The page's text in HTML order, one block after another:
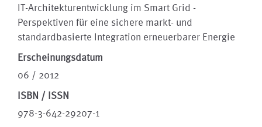
IT-Architekturentwicklung im Smart Grid -
Perspektiven für eine sichere markt- und
standardbasierte Integration erneuerbarer Energie
Erscheinungsdatum
06 / 2012
ISBN / ISSN
978-3-642-29207-1